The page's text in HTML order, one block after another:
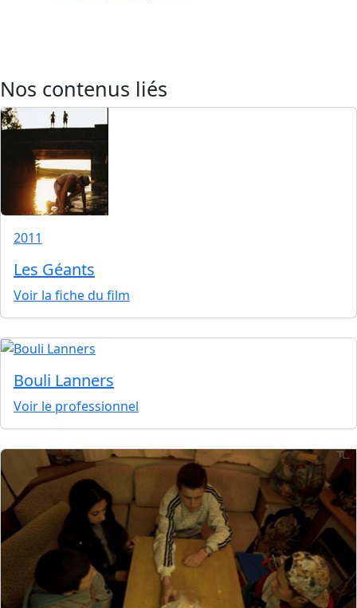
Nos contenus liés
2011
Les Géants
Voir la fiche du film
Bouli Lanners
Voir le professionnel